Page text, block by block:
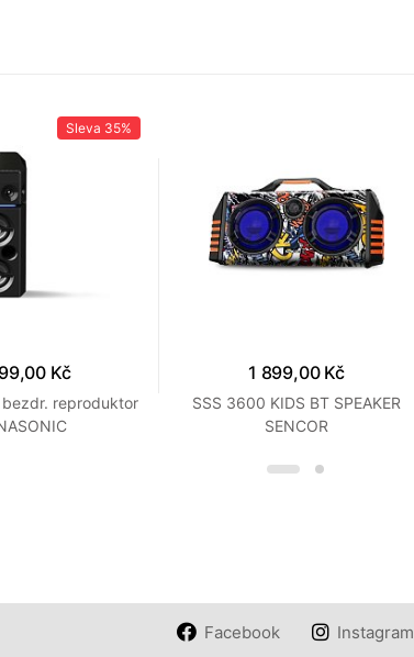
Sleva 35%
Kč
bezdr. reproduktor
1 899,00 Kč
SSS 3600 KIDS BT SPEAKER
SENCOR
Facebook Instagram